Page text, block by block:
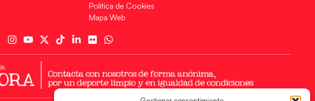
Política de Cookies
Mapa Web